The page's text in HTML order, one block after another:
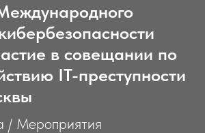
в совещании по
IT-преступности
/ Мероприятия